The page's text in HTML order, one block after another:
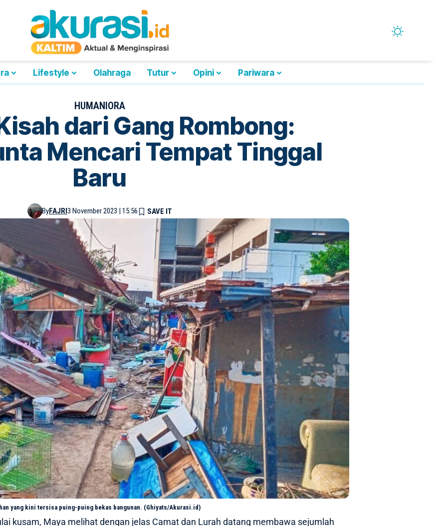
Lifestyle Olahraga Tutur Opini Pariwara
HUMANIORA
dari Gang Rombong:
Mencari Tempat Tinggal
Baru
ByFAJRI3 November 2023 | 15:56
yang kini tersisa puing-puing bekas bangunan. (Ghiyats/Akurasi.id)
kusam, Maya melihat dengan jelas Camat dan Lurah datang membawa sejumlah